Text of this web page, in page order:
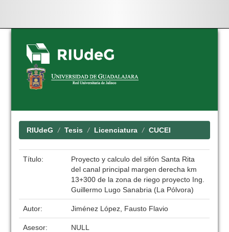
Skip
navigation
RIUdeG Tesis Licenciatura CUCEI
Título:
Proyecto y calculo del sifón Santa Rita
del canal principal margen derecha km
13+300 de la zona de riego proyecto Ing.
Guillermo Lugo Sanabria (La Pólvora)
Autor: Jiménez López, Fausto Flavio
Asesor: NULL